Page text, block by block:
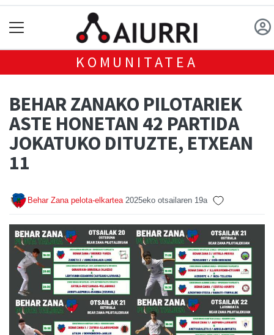
KOMUNITATEA
BEHAR ZANAKO PILOTARIEK
ASTE HONETAN 42 PARTIDA
JOKATUKO DITUZTE, ETXEAN
11
Behar Zana pelota-elkartea 2025eko otsailaren 19a